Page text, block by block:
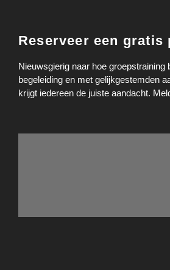
Reserveer een gratis
Nieuwsgierig naar hoe groepstraining
begeleiding en met gelijkgestemden
krijgt iedereen de juiste aandacht.